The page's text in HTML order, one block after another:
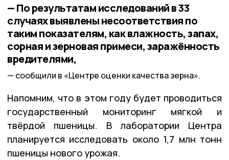
— По результатам исследований в 33
случаях выявлены несоответствия по
таким показателям, как влажность, запах,
сорная и зерновая примеси, заражённость
вредителями,
сообщили в «Центре оценки качества зерна».
Напомним, что в этом году будет проводиться
государственный мониторинг мягкой и
твёрдой пшеницы. В лаборатории Центра
планируется исследовать около 1,7 млн тонн
пшеницы нового урожая.